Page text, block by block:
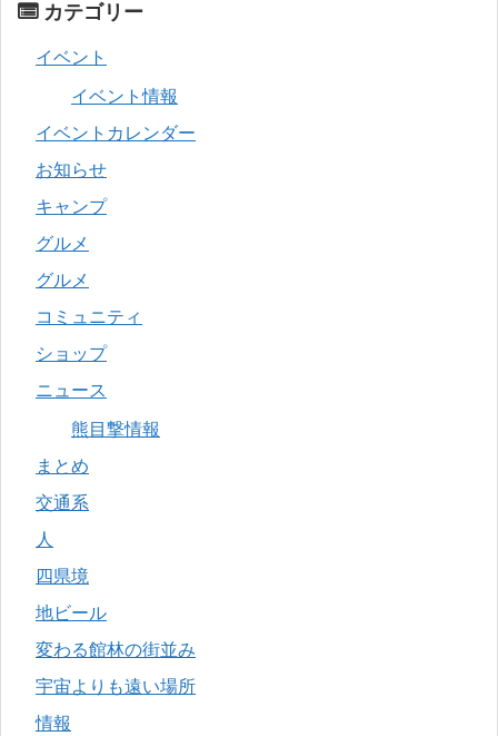
カテゴリー
イベント
イベント情報
イベントカレンダー
お知らせ
キャンプ
グルメ
グルメ
コミュニティ
ショップ
ニュース
熊目撃情報
まとめ
交通系
人
四県境
地ビール
変わる館林の街並み
宇宙よりも遠い場所
情報